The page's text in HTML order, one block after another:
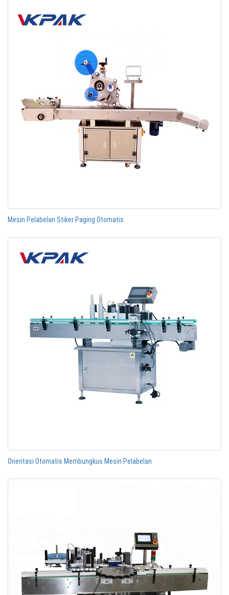
Mesin Pelabelan Stiker Paging Otomatis
Orientasi Otomatis Membungkus Mesin Pelabelan